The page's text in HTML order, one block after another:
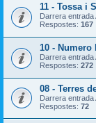
11 - Tossa i
Darrera entrada
Respostes: 167
10 - Numero
Darrera entrada
Respostes: 272
08 - Terres
Darrera entrada
Respostes: 72